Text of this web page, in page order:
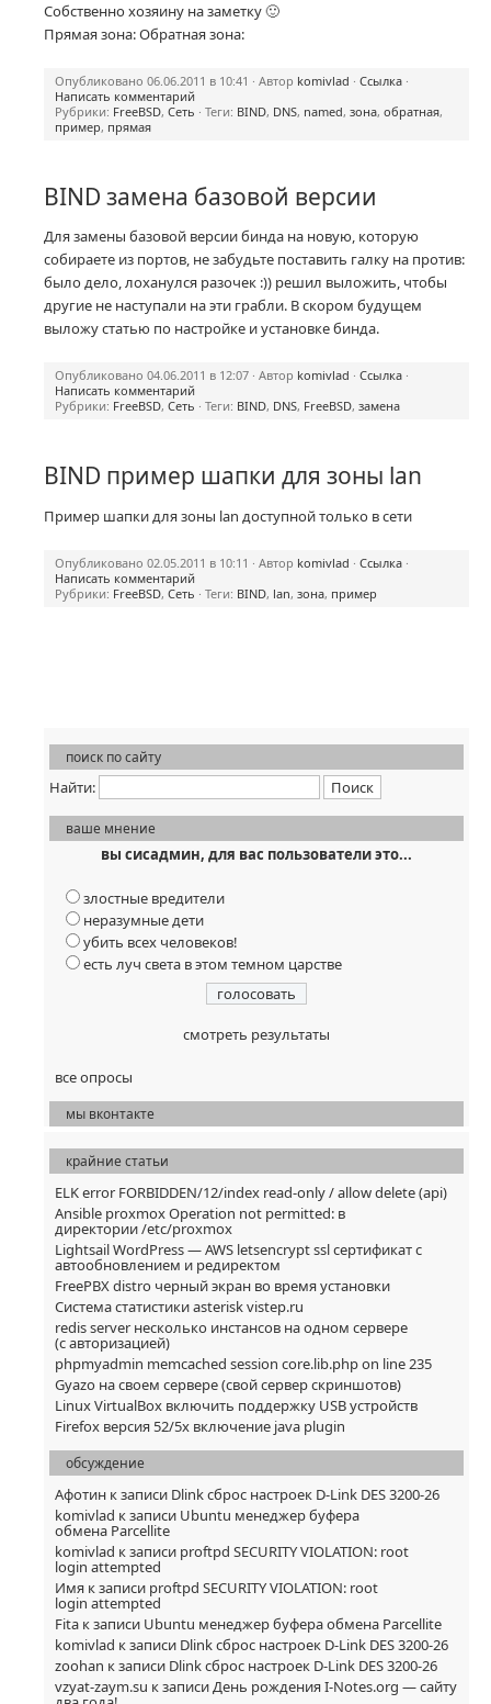
Собственно хозяину на заметку 🙂
Прямая зона: Обратная зона:
Опубликовано 06.06.2011 в 10:41 · Автор komivlad · Ссылка ·
Написать комментарий
Рубрики: FreeBSD, Сеть · Теги: BIND, DNS, named, зона, обратная,
пример, прямая
BIND замена базовой версии
Для замены базовой версии бинда на новую, которую
собираете из портов, не забудьте поставить галку на против:
было дело, лоханулся разочек :)) решил выложить, чтобы
другие не наступали на эти грабли. В скором будущем
выложу статью по настройке и установке бинда.
Опубликовано 04.06.2011 в 12:07 · Автор komivlad · Ссылка ·
Написать комментарий
Рубрики: FreeBSD, Сеть · Теги: BIND, DNS, FreeBSD, замена
BIND пример шапки для зоны lan
Пример шапки для зоны lan доступной только в сети
Опубликовано 02.05.2011 в 10:11 · Автор komivlad · Ссылка ·
Написать комментарий
Рубрики: FreeBSD, Сеть · Теги: BIND, lan, зона, пример
поиск по сайту
Найти:
ваше мнение
вы сисадмин, для вас пользователи это...
злостные вредители
неразумные дети
убить всех человеков!
есть луч света в этом темном царстве
смотреть результаты
все опросы
мы вконтакте
крайние статьи
ELK error FORBIDDEN/12/index read-only / allow delete (api)
Ansible proxmox Operation not permitted: в
директории /etc/proxmox
Lightsail WordPress — AWS letsencrypt ssl сертификат с
автообновлением и редиректом
FreePBX distro черный экран во время установки
Система статистики asterisk vistep.ru
redis server несколько инстансов на одном сервере
(с авторизацией)
phpmyadmin memcached session core.lib.php on line 235
Gyazo на своем сервере (свой сервер скриншотов)
Linux VirtualBox включить поддержку USB устройств
Firefox версия 52/5x включение java plugin
обсуждение
Афотин к записи Dlink сброс настроек D-Link DES 3200-26
komivlad к записи Ubuntu менеджер буфера
обмена Parcellite
komivlad к записи proftpd SECURITY VIOLATION: root
login attempted
Имя к записи proftpd SECURITY VIOLATION: root
login attempted
Fita к записи Ubuntu менеджер буфера обмена Parcellite
komivlad к записи Dlink сброс настроек D-Link DES 3200-26
zoohan к записи Dlink сброс настроек D-Link DES 3200-26
vzyat-zaym.su к записи День рождения I-Notes.org — сайту